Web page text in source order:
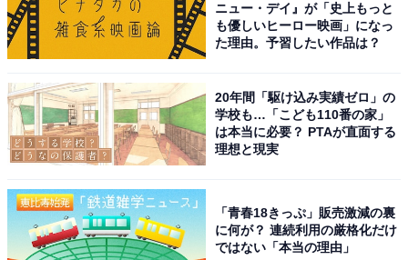
ニュー・デイ』が「史上もっと
も優しいヒーロー映画」になっ
た理由。予習したい作品は？
20年間「駆け込み実績ゼロ」の
学校も…「こども110番の家」
は本当に必要？ PTAが直面する
理想と現実
「青春18きっぷ」販売激減の裏
に何が？ 連続利用の厳格化だけ
ではない「本当の理由」